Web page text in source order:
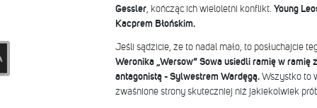
Gessler, kończąc ich wieloletni konflikt. Young
Kacprem Błońskim.
Jeśli sądzicie, że to nadal mało, to posłuchajcie
Weronika „Wersow” Sowa usiedli ramię w ramię
antagonistą - Sylwestrem Wardęgą.Wszystko to
zwaśnione strony skuteczniej niż jakiekolwiek